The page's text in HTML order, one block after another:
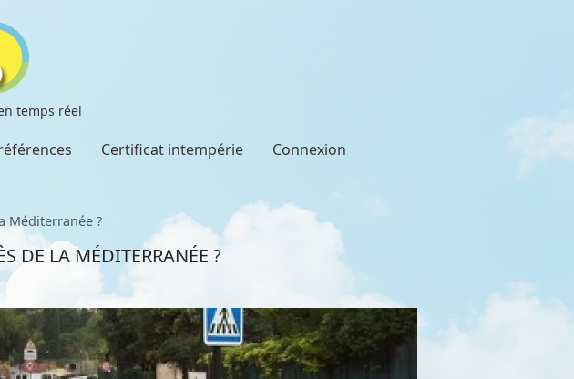
temps réel
Certificat intempérie Connexion
Méditerranée ?
DE LA MÉDITERRANÉE ?